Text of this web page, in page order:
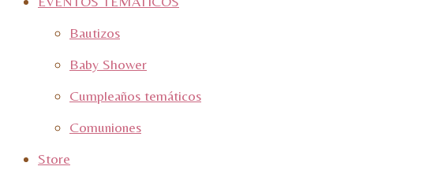
Bautizos
Baby Shower
Cumpleaños temáticos
Comuniones
Store